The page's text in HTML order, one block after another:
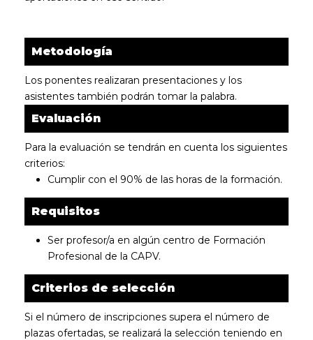
Metodología
Los ponentes realizaran presentaciones y los
asistentes también podrán tomar la palabra.
Evaluación
Para la evaluación se tendrán en cuenta los siguientes
criterios:
Cumplir con el 90% de las horas de la formación.
Requisitos
Ser profesor/a en algún centro de Formación
Profesional de la CAPV.
Criterios de selección
Si el número de inscripciones supera el número de
plazas ofertadas, se realizará la selección teniendo en